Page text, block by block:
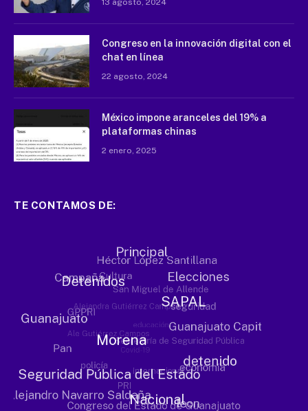
13 agosto, 2024
Congreso en la innovación digital con el
chat en línea
22 agosto, 2024
México impone aranceles del 19% a
plataformas chinas
2 enero, 2025
TE CONTAMOS DE: